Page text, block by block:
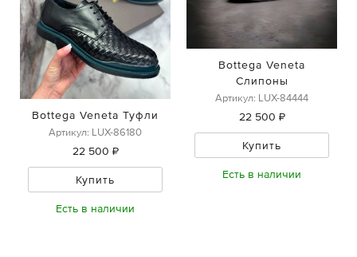
Bottega Veneta Туфли
Артикул: LUX-86180
22 500 ₽
Купить
Есть в наличии
Bottega Veneta
Слипоны
Артикул: LUX-84444
22 500 ₽
Купить
Есть в наличии